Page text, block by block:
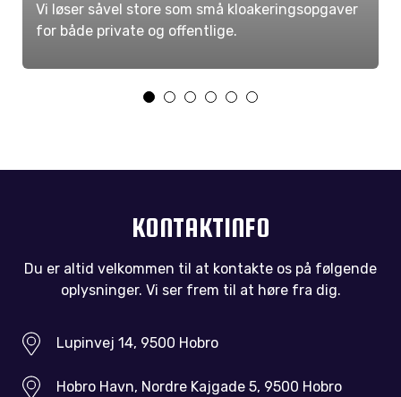
Vi løser såvel store som små kloakeringsopgaver
for både private og offentlige.
KONTAKTINFO
Du er altid velkommen til at kontakte os på følgende
oplysninger. Vi ser frem til at høre fra dig.
Lupinvej 14, 9500 Hobro
Hobro Havn, Nordre Kajgade 5, 9500 Hobro